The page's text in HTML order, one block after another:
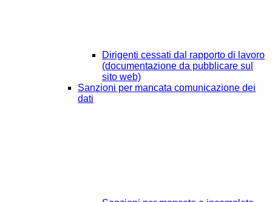
Dirigenti cessati dal rapporto di lavoro
(documentazione da pubblicare sul
sito web)
Sanzioni per mancata comunicazione dei
dati